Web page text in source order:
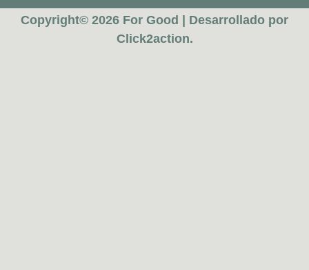
Copyright© 2026 For Good | Desarrollado por
Click2action.